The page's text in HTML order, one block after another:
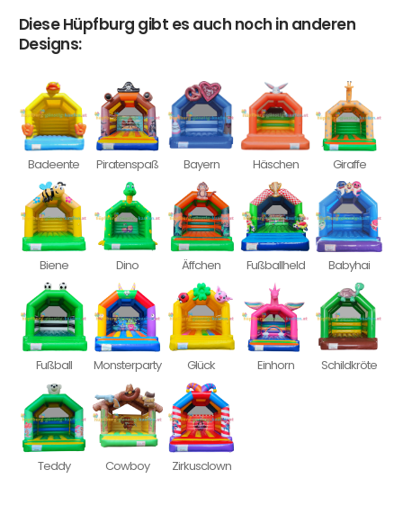
Diese Hüpfburg gibt es auch noch in anderen
Designs:
Badeente Piratenspaß Bayern Häschen Giraffe
Biene Dino Äffchen Fußballheld Babyhai
Fußball Monsterparty Glück Einhorn Schildkröte
Teddy Cowboy Zirkusclown